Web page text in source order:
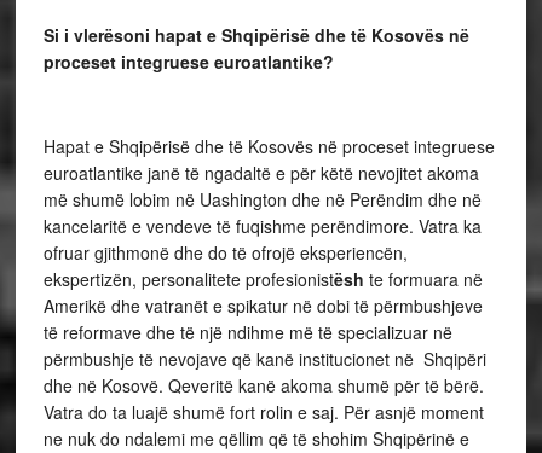
Si i vlerësoni hapat e Shqipërisë dhe të Kosovës në
proceset integruese euroatlantike?
Hapat e Shqipërisë dhe të Kosovës në proceset integruese
euroatlantike janë të ngadaltë e për këtë nevojitet akoma
më shumë lobim në Uashington dhe në Perëndim dhe në
kancelaritë e vendeve të fuqishme perëndimore. Vatra ka
ofruar gjithmonë dhe do të ofrojë eksperiencën,
ekspertizën, personalitete profesionistësh te formuara në
Amerikë dhe vatranët e spikatur në dobi të përmbushjeve
të reformave dhe të një ndihme më të specializuar në
përmbushje të nevojave që kanë institucionet në Shqipëri
dhe në Kosovë. Qeveritë kanë akoma shumë për të bërë.
Vatra do ta luajë shumë fort rolin e saj. Për asnjë moment
ne nuk do ndalemi me qëllim që të shohim Shqipërinë e